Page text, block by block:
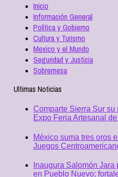
Inicio
Información General
Política y Gobierno
Cultura y Turismo
Mexico y el Mundo
Seguridad y Justicia
Sobremesa
Ultimas Noticias
Comparte Sierra Sur
Expo Feria Artesanal
México suma tres oros
Juegos
Inaugura Salomón
en Pueblo Nuevo;